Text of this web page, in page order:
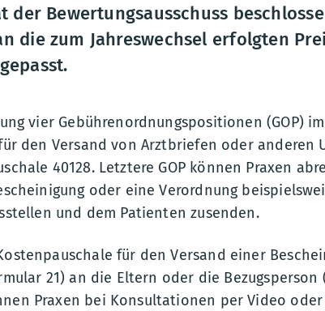
der Bewertungsausschuss
die zum Jahreswechsel erfolgten
vier Gebührenordnungspositionen (GOP)
den Versand von Arztbriefen oder anderen
40128. Letztere GOP können Praxen
oder eine Verordnung
und dem Patienten zusenden.
für den Versand einer
21) an die Eltern oder die Bezugsperson
Praxen bei Konsultationen per Video